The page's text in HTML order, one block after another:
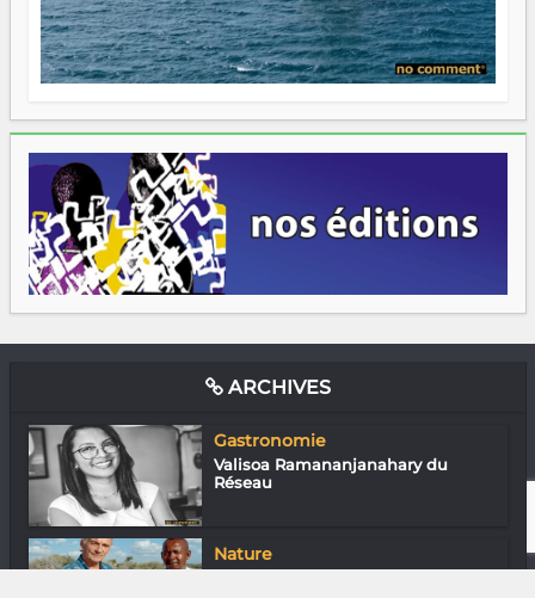
ARCHIVES
Gastronomie
Valisoa Ramananjanahary du
Réseau
Nature